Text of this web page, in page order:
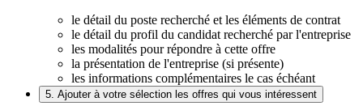
le détail du poste recherché et les éléments de contrat
le détail du profil du candidat recherché par l'entreprise
les modalités pour répondre à cette offre
la présentation de l'entreprise (si présente)
les informations complémentaires le cas échéant
5. Ajouter à votre sélection les offres qui vous intéressent